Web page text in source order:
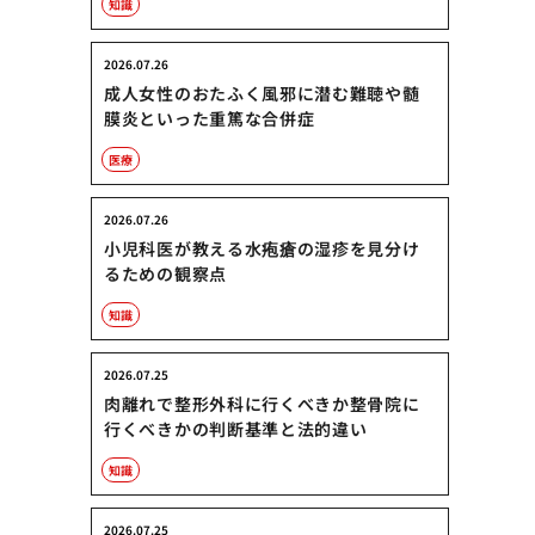
知識
成人女性のおたふく風邪に潜む難聴や髄
膜炎といった重篤な合併症
2026.07.26
医療
小児科医が教える水疱瘡の湿疹を見分け
るための観察点
2026.07.26
知識
肉離れで整形外科に行くべきか整骨院に
行くべきかの判断基準と法的違い
2026.07.25
知識
2026.07.25